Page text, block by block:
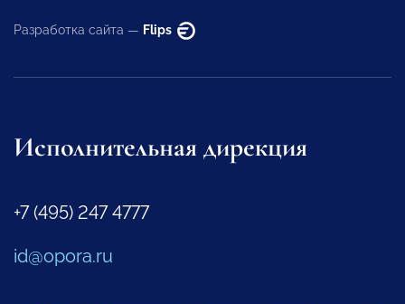
Разработка сайта — Flips
Исполнительная дирекция
+7 (495) 247 4777
id@opora.ru